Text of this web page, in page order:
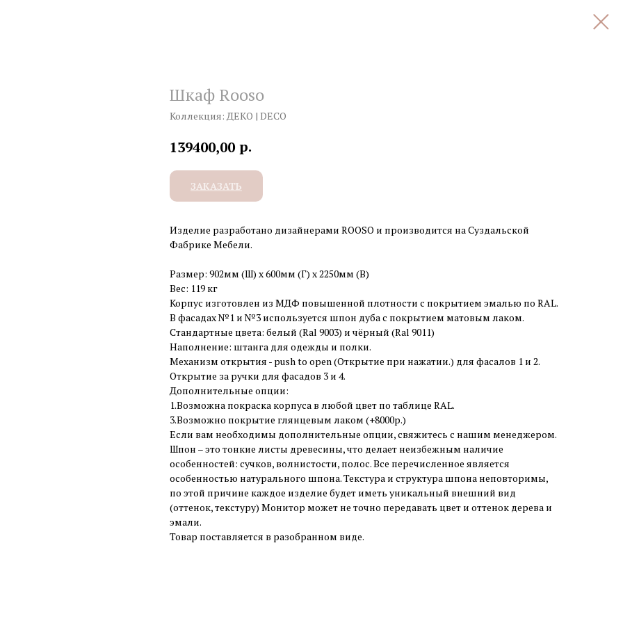
Шкаф Rooso
Коллекция: ДЕКО | DECO
139400,00 р.
ЗАКАЗАТЬ
Изделие разработано дизайнерами ROOSO и производится на Суздальской
Фабрике Мебели.
Размер: 902мм (Ш) x 600мм (Г) x 2250мм (В)
Вес: 119 кг
Корпус изготовлен из МДФ повышенной плотности с покрытием эмалью по RAL.
В фасадах №1 и №3 используется шпон дуба с покрытием матовым лаком.
Стандартные цвета: белый (Ral 9003) и чёрный (Ral 9011)
Наполнение: штанга для одежды и полки.
Механизм открытия - push to open (Открытие при нажатии.) для фасалов 1 и 2.
Открытие за ручки для фасадов 3 и 4.
Дополнительные опции:
1.Возможна покраска корпуса в любой цвет по таблице RAL.
3.Возможно покрытие глянцевым лаком (+8000р.)
Если вам необходимы дополнительные опции, свяжитесь с нашим менеджером.
Шпон – это тонкие листы древесины, что делает неизбежным наличие
особенностей: сучков, волнистости, полос. Все перечисленное является
особенностью натурального шпона. Текстура и структура шпона неповторимы,
по этой причине каждое изделие будет иметь уникальный внешний вид
(оттенок, текстуру) Монитор может не точно передавать цвет и оттенок дерева и
эмали.
Товар поставляется в разобранном виде.